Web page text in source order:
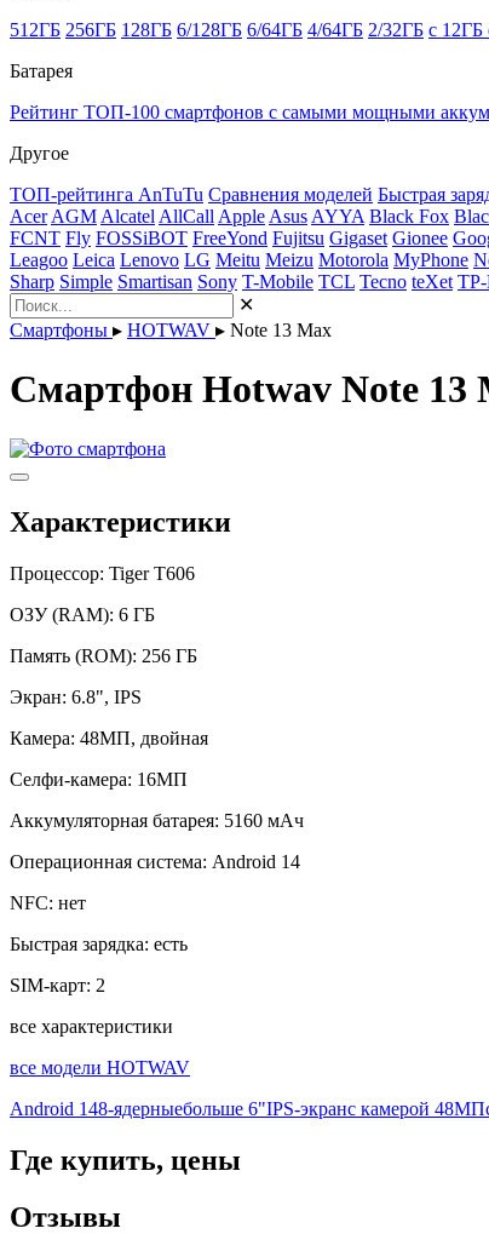
512ГБ 256ГБ 128ГБ 6/128ГБ 6/64ГБ 4/64ГБ 2/32ГБ с 12ГБ
Батарея
Рейтинг ТОП-100 смартфонов с самыми мощными
Другое
ТОП-рейтинга AnTuTu Сравнения моделей Быстрая
Acer AGM Alcatel AllCall Apple Asus AYYA Black Fox
FCNT Fly FOSSiBOT FreeYond Fujitsu Gigaset Gionee
Leagoo Leica Lenovo LG Meitu Meizu Motorola MyPhone
Sharp Simple Smartisan Sony T-Mobile TCL Tecno teXet
✕
Смартфоны ▸ HOTWAV ▸ Note 13 Max
Смартфон Hotwav Note 13
Характеристики
Процессор: Tiger T606
ОЗУ (RAM): 6 ГБ
Память (ROM): 256 ГБ
Экран: 6.8", IPS
Камера: 48МП, двойная
Селфи-камера: 16МП
Аккумуляторная батарея: 5160 мАч
Операционная система: Android 14
NFC: нет
Быстрая зарядка: есть
SIM-карт: 2
все характеристики
все модели HOTWAV
Android 148-ядерныебольше 6"IPS-экранс камерой 48МП
Где купить, цены
Отзывы